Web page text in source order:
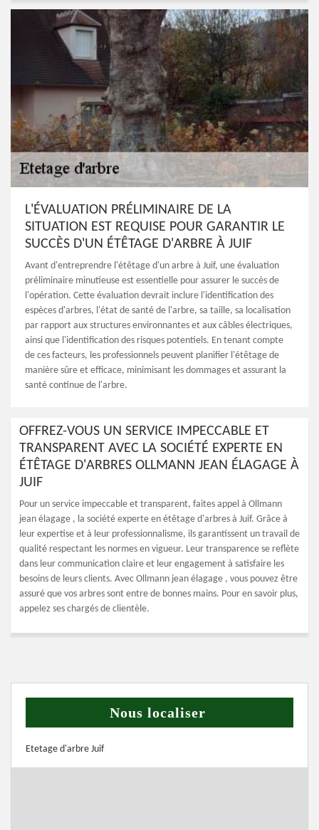
L'ÉVALUATION PRÉLIMINAIRE DE LA
SITUATION EST REQUISE POUR GARANTIR LE
SUCCÈS D'UN ÉTÊTAGE D'ARBRE À JUIF
Avant d'entreprendre l'étêtage d'un arbre à Juif, une évaluation
préliminaire minutieuse est essentielle pour assurer le succès de
l'opération. Cette évaluation devrait inclure l'identification des
espèces d'arbres, l'état de santé de l'arbre, sa taille, sa localisation
par rapport aux structures environnantes et aux câbles électriques,
ainsi que l'identification des risques potentiels. En tenant compte
de ces facteurs, les professionnels peuvent planifier l'étêtage de
manière sûre et efficace, minimisant les dommages et assurant la
santé continue de l'arbre.
OFFREZ-VOUS UN SERVICE IMPECCABLE ET
TRANSPARENT AVEC LA SOCIÉTÉ EXPERTE EN
ÉTÊTAGE D'ARBRES OLLMANN JEAN ÉLAGAGE À
JUIF
Pour un service impeccable et transparent, faites appel à Ollmann
jean élagage , la société experte en étêtage d'arbres à Juif. Grâce à
leur expertise et à leur professionnalisme, ils garantissent un travail de
qualité respectant les normes en vigueur. Leur transparence se reflète
dans leur communication claire et leur engagement à satisfaire les
besoins de leurs clients. Avec Ollmann jean élagage , vous pouvez être
assuré que vos arbres sont entre de bonnes mains. Pour en savoir plus,
appelez ses chargés de clientèle.
Nous localiser
Etetage d'arbre Juif